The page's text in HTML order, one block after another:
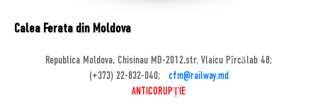
Calea Ferata din Moldova
Republica Moldova, Chisinau MD-2012,str. Vlaicu Pîrcălab 48;
(+373) 22-832-040;
cfm@railway.md
ANTICORUPȚIE